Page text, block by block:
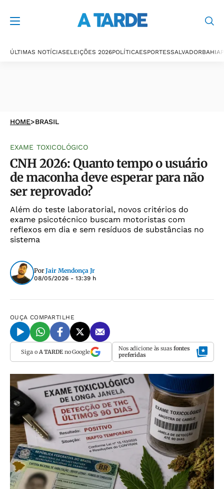
ÚLTIMAS NOTÍCIASELEIÇÕES 2026POLÍTICAESPORTESSALVADORBAHIA
HOME>BRASIL
EXAME TOXICOLÓGICO
CNH 2026: Quanto tempo o usuário
de maconha deve esperar para não
ser reprovado?
Além do teste laboratorial, novos critérios do
exame psicotécnico buscam motoristas com
reflexos em dia e sem resíduos de substâncias no
sistema
Por Jair Mendonça Jr
08/05/2026 - 13:39 h
OUÇA COMPARTILHE
Siga o A TARDEno Google Nos adicione às suas fontes
preferidas